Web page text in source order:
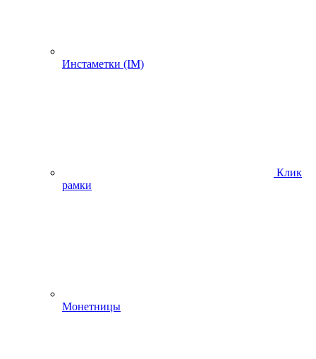
Инстаметки (IM)
Клик
рамки
Монетницы